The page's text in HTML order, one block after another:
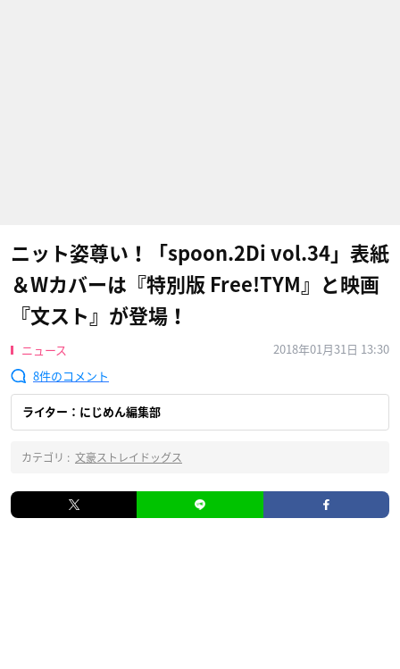
ニット姿尊い！「spoon.2Di​ vol.34」表紙
＆Wカバーは『特別版 Free!TYM』と映画
『文スト』が登場！
ニュース
2018年01月31日 13:30
8
ライター：にじめん編集部
カテゴリ : 文豪ストレイドッグス